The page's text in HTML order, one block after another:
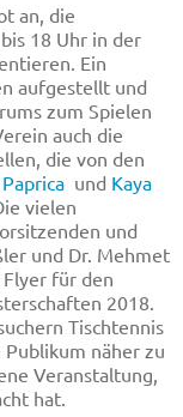
an, die
18 Uhr in der
Ein
aufgestellt und
zum Spielen
auch die
die von den
und Kaya
vielen
und
und Dr. Mehmet
für den
2018.
Tischtennis
näher zu
Veranstaltung,
hat.